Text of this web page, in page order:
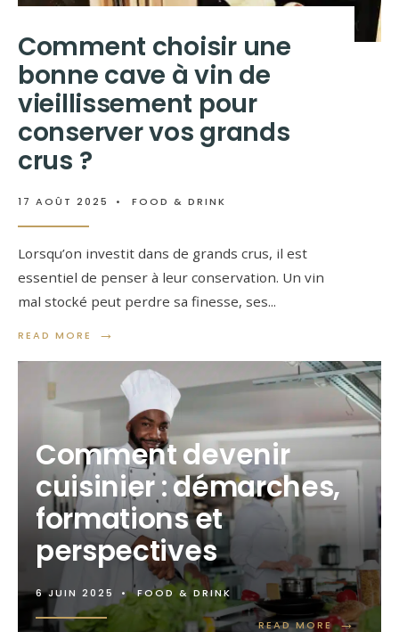
Comment choisir une
bonne cave à vin de
vieillissement pour
conserver vos grands
crus ?
17 AOÛT 2025 • FOOD & DRINK
Lorsqu’on investit dans de grands crus, il est
essentiel de penser à leur conservation. Un vin
mal stocké peut perdre sa finesse, ses...
READ MORE →
Comment devenir
cuisinier : démarches,
formations et
perspectives
6 JUIN 2025 • FOOD & DRINK
READ MORE →